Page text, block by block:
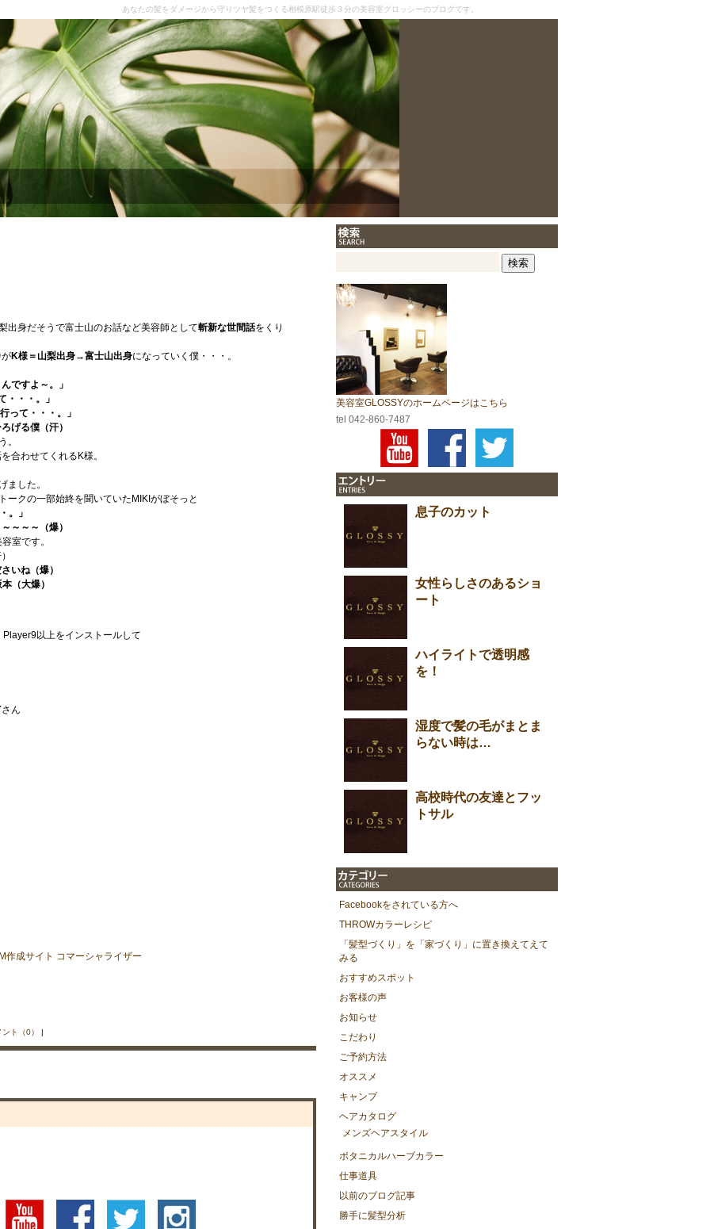
あなたの髪をダメージから守りツヤ髪をつくる相模原駅徒歩３分の美容室グロッシーのブログです。
出身だそうで富士山のお話など美容師として斬新な世間話をくり
K様＝山梨出身→富士山出身になっていく僕・・・。
ですよ～。」
・・・。」
って・・・。」
げる僕（汗）
。
合わせてくれるK様。
ました。
ークの一部始終を聞いていたMIKIがぼそっと
。」
～～～（爆）
室です。
いね（爆）
（大爆）
以上をインストールして
ん
ント（0） |
美容室GLOSSYのホームページはこちら
tel 042-860-7487
息子のカット
女性らしさのあるショ
ート
ハイライトで透明感
を！
湿度で髪の毛がまとま
らない時は…
高校時代の友達とフッ
トサル
Facebookをされている方へ
THROWカラーレシピ
「髪型づくり」を「家づくり」に置き換えてえて
みる
おすすめスポット
お客様の声
お知らせ
こだわり
ご予約方法
オススメ
キャンプ
ヘアカタログ
メンズヘアスタイル
ボタニカルハーブカラー
仕事道具
以前のブログ記事
勝手に髪型分析